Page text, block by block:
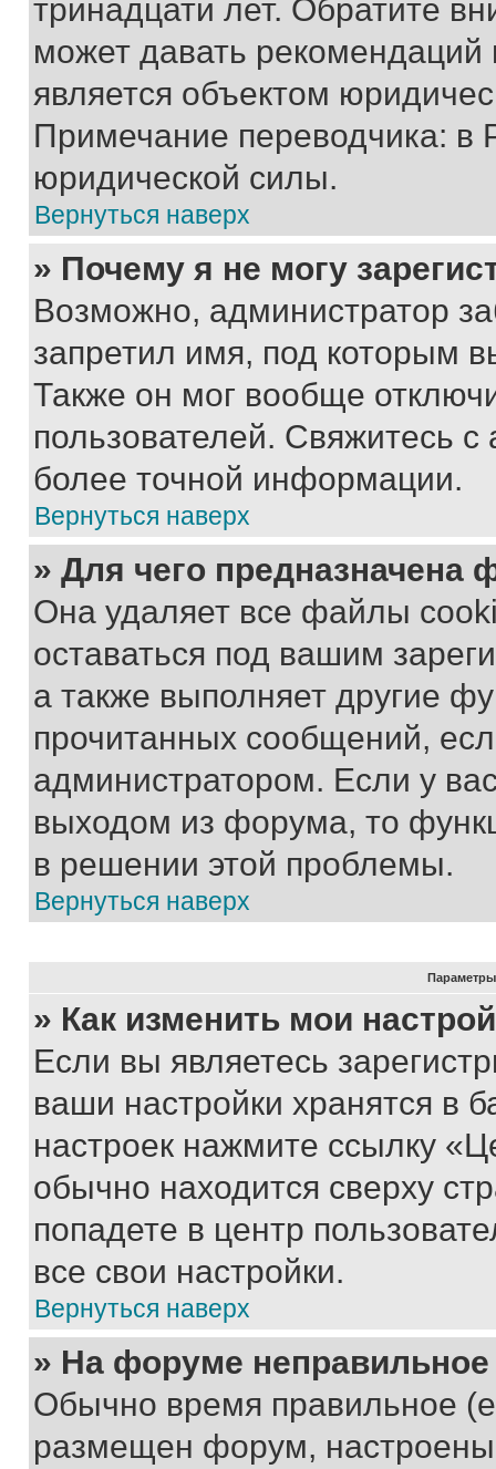
тринадцати лет. Обратите
может давать
является объектом
Примечание переводчика: в
юридической силы.
Вернуться наверх
» Почему я не могу
Возможно, администратор
запретил имя, под которым
Также он мог вообще
пользователей. Свяжитесь
более точной информации.
Вернуться наверх
» Для чего предназначена
Она удаляет все файлы
оставаться под вашим
а также выполняет другие
прочитанных сообщений,
администратором. Если у
выходом из форума, то
в решении этой проблемы.
Вернуться наверх
Параметры
» Как изменить мои
Если вы являетесь
ваши настройки хранятся в
настроек нажмите ссылку
обычно находится сверху
попадете в центр
все свои настройки.
Вернуться наверх
» На форуме
Обычно время правильное
размещен форум, настроены